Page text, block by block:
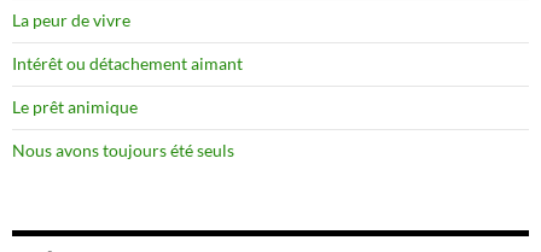
La peur de vivre
Intérêt ou détachement aimant
Le prêt animique
Nous avons toujours été seuls